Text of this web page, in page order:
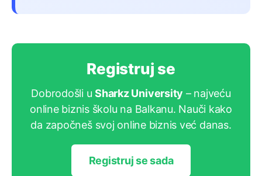
Registruj se
Dobrodošli uSharkz University – najveću
online biznis školu na Balkanu. Nauči kako
da započneš svoj online biznis već danas.
Registruj se sada